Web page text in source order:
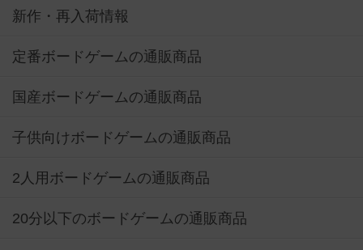
新作・再入荷情報
定番ボードゲームの通販商品
国産ボードゲームの通販商品
子供向けボードゲームの通販商品
2人用ボードゲームの通販商品
20分以下のボードゲームの通販商品